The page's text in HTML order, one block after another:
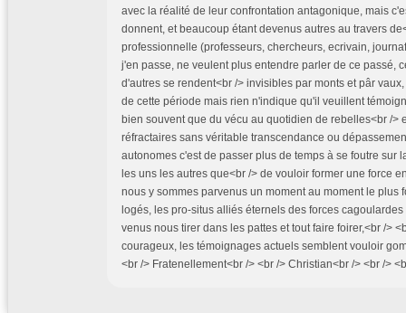
avec la réalité de leur confrontation antagonique, mais
donnent, et beaucoup étant devenus autres au travers
professionnelle (professeurs, chercheurs, ecrivain,
j'en passe, ne veulent plus entendre parler de ce passé,
d'autres se rendent<br /> invisibles par monts et pâr
de cette période mais rien n'indique qu'il veuillent
bien souvent que du vécu au quotidien de rebelles<br />
réfractaires sans véritable transcendance ou
autonomes c'est de passer plus de temps à se foutre sur
les uns les autres que<br /> de vouloir former une force
nous y sommes parvenus un moment au moment le plus
logés, les pro-situs alliés éternels des forces
venus nous tirer dans les pattes et tout faire foirer,<br />
courageux, les témoignages actuels semblent vouloir
<br /> Fratenellement<br /> <br /> Christian<br /> <br />